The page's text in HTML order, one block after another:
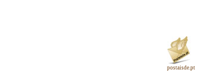
postaisde.pt